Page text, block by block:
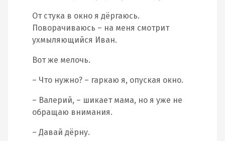
От стука в окно я дёргаюсь.
Поворачиваюсь – на меня смотрит
ухмыляющийся Иван.
Вот же мелочь.
– Что нужно? – гаркаю я, опуская окно.
– Валерий, – шикает мама, но я уже не
обращаю внимания.
– Давай дёрну.